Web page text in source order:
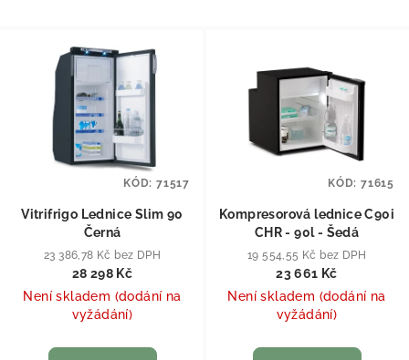
Vitrifrigo Lednice Slim 90
Černá
23 386,78 Kč bez DPH
28 298 Kč
Není skladem (dodání na
vyžádání)
KÓD: 71517
Kompresorová lednice C90i
CHR - 90l - Šedá
19 554,55 Kč bez DPH
23 661 Kč
Není skladem (dodání na
vyžádání)
KÓD: 71615